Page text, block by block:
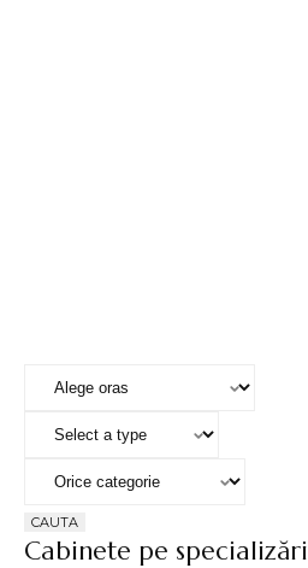
CAUTA
Cabinete pe specializări